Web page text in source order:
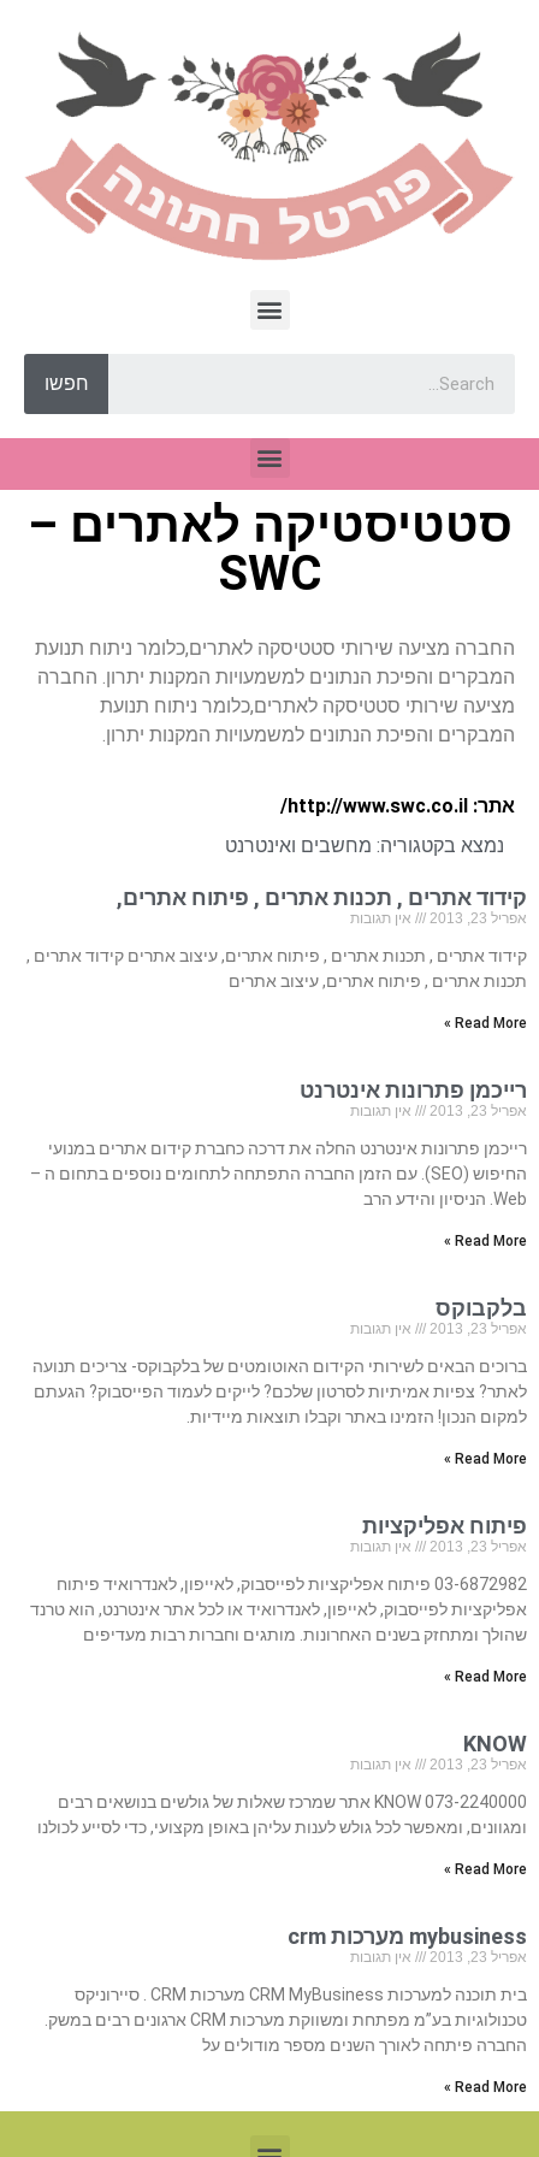
חפשו
סטטיסטיקה לאתרים –
SWC
החברה מציעה שירותי סטטיסקה לאתרים,כלומר ניתוח תנועת
המבקרים והפיכת הנתונים למשמעויות המקנות יתרון. החברה
מציעה שירותי סטטיסקה לאתרים,כלומר ניתוח תנועת
המבקרים והפיכת הנתונים למשמעויות המקנות יתרון.
אתר: http://www.swc.co.il/
נמצא בקטגוריה: מחשבים ואינטרנט
קידוד אתרים , תכנות אתרים , פיתוח אתרים,
אפריל 23, 2013 אין תגובות
קידוד אתרים , תכנות אתרים , פיתוח אתרים, עיצוב אתרים קידוד אתרים ,
תכנות אתרים , פיתוח אתרים, עיצוב אתרים
Read More »
רייכמן פתרונות אינטרנט
אפריל 23, 2013 אין תגובות
רייכמן פתרונות אינטרנט החלה את דרכה כחברת קידום אתרים במנועי
החיפוש (SEO). עם הזמן החברה התפתחה לתחומים נוספים בתחום ה –
Web. הניסיון והידע הרב
Read More »
בלקבוקס
אפריל 23, 2013 אין תגובות
ברוכים הבאים לשירותי הקידום האוטומטים של בלקבוקס- צריכים תנועה
לאתר? צפיות אמיתיות לסרטון שלכם? לייקים לעמוד הפייסבוק? הגעתם
למקום הנכון! הזמינו באתר וקבלו תוצאות מיידיות.
Read More »
פיתוח אפליקציות
אפריל 23, 2013 אין תגובות
03-6872982 פיתוח אפליקציות לפייסבוק, לאייפון, לאנדרואיד פיתוח
אפליקציות לפייסבוק, לאייפון, לאנדרואיד או לכל אתר אינטרנט, הוא טרנד
שהולך ומתחזק בשנים האחרונות. מותגים וחברות רבות מעדיפים
Read More »
KNOW
אפריל 23, 2013 אין תגובות
073-2240000 KNOW אתר שמרכז שאלות של גולשים בנושאים רבים
ומגוונים, ומאפשר לכל גולש לענות עליהן באופן מקצועי, כדי לסייע לכולנו
Read More »
mybusiness מערכות crm
אפריל 23, 2013 אין תגובות
בית תוכנה למערכות CRM MyBusiness מערכות CRM . סיירוניקס
טכנולוגיות בע”מ מפתחת ומשווקת מערכות CRM ארגונים רבים במשק.
החברה פיתחה לאורך השנים מספר מודולים על
Read More »